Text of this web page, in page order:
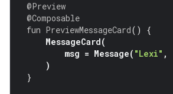
@Preview
@Composable
fun PreviewMessageCard()
{
MessageCard(
msg = Message( "Lexi" ,
)
}